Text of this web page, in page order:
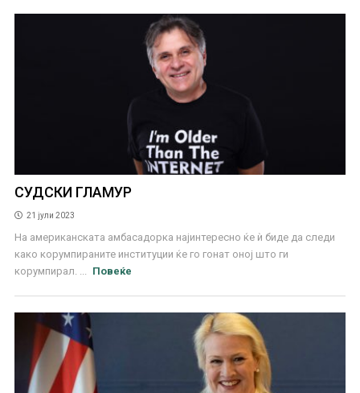
СУДСКИ ГЛАМУР
21 јули 2023
На американската амбасадорка најинтересно ќе ѝ биде да следи
како корумпираните институции ќе го гонат оној што ги
корумпирал. ...
Повеќе